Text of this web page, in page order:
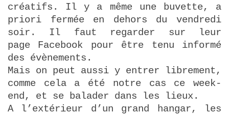
créatifs. Il y a même une buvette, a
priori fermée en dehors du vendredi
soir. Il faut regarder sur leur
page Facebook pour être tenu informé
des évènements.
Mais on peut aussi y entrer librement,
comme cela a été notre cas ce week-
end, et se balader dans les lieux.
A l’extérieur d’un grand hangar, les